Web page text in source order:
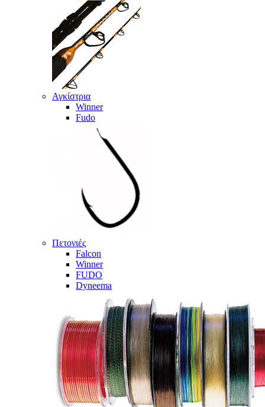
Αγκίστρια
Winner
Fudo
Πετονιές
Falcon
Winner
FUDO
Dyneema